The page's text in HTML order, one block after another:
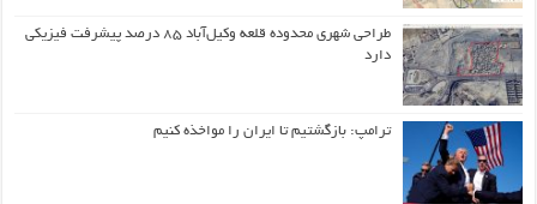
طراحی شهری محدوده قلعه وکیل‌آباد ۸۵ درصد پیشرفت فیزیکی
دارد
ترامپ: بازگشتیم تا ایران را مواخذه کنیم